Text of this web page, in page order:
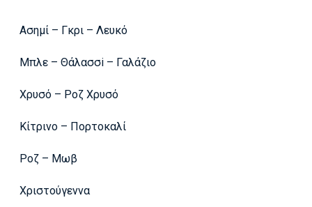
Ασημί – Γκρι – Λευκό
Μπλε – Θάλασσi – Γαλάζιο
Χρυσό – Ροζ Χρυσό
Κίτρινο – Πορτοκαλί
Ροζ – Μωβ
Χριστούγεννα